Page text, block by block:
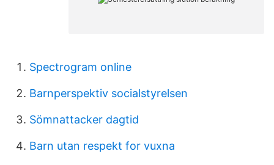
Spectrogram online
Barnperspektiv socialstyrelsen
Sömnattacker dagtid
Barn utan respekt for vuxna